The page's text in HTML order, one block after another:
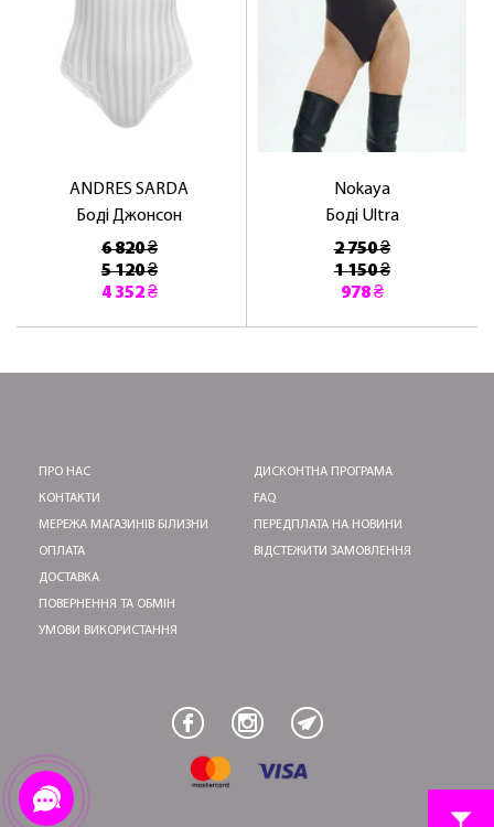
ANDRES SARDA
Боді Джонсон
6 820 ₴
5 120 ₴
4 352 ₴
Nokaya
Боді Ultra
2 750 ₴
1 150 ₴
978 ₴
ПРО НАС
КОНТАКТИ
МЕРЕЖА МАГАЗИНІВ БІЛИЗНИ
ОПЛАТА
ДОСТАВКА
ПОВЕРНЕННЯ ТА ОБМІН
УМОВИ ВИКОРИСТАННЯ
ДИСКОНТНА ПРОГРАМА
FAQ
ПЕРЕДПЛАТА НА НОВИНИ
ВІДСТЕЖИТИ ЗАМОВЛЕННЯ